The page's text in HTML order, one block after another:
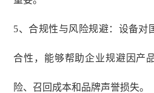
5、合规性与风险规避：设备对
合性，能够帮助企业规避因产
险、召回成本和品牌声誉损失。